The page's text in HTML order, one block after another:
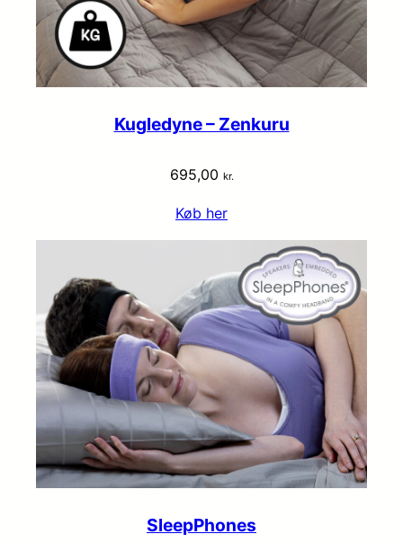
Kugledyne – Zenkuru
695,00 kr.
Køb her
SleepPhones